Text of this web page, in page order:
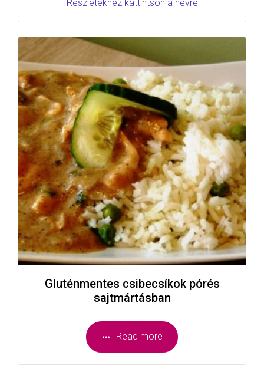
Részletekhez kattintson a névre
Gluténmentes csibecsíkok pórés
sajtmártásban
Read more